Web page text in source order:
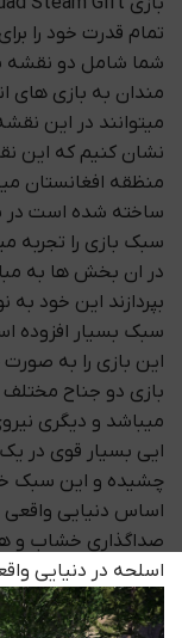
تمام قدرت خود را
مندان به بازی های
میتوانند در این
منظقه افغانستان
ساخته شده است در
سبک بازی را تجربه
در ان بخش ها به
بپردازند این خود به
سبک بسیار افزوده
این بازی را به صورت
بازی دو جناح
میباشد و دیگری
ایی بسیار قوی در
چشیده و این سبک
اساس دنیایی
صداگذاری خشاب و
اسلحه در دنیایی